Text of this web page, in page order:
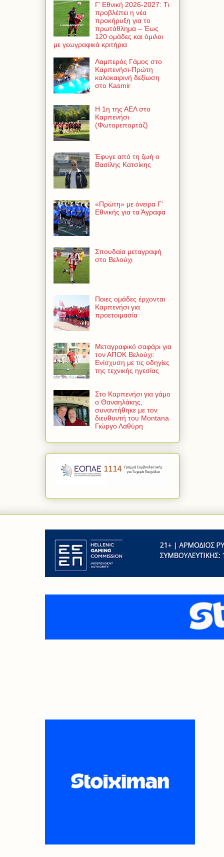
Γ’ Εθνική 2026-2027: Τι
προβλέπει η νέα
προκήρυξη για το
πρωτάθλημα – Έως
120 ομάδες και όμιλοι
με γεωγραφικά κριτήρια
Λαμπερός Γάμος στο
Καρπενήσι-Πρώτη
καλοκαιρινή δεξίωση
στο Kasmir
Η 1η της ΑΕΛ στο
Καρπενήσι
(Φωτορεπορτάζ)
Έφυγε από τη ζωή ο
Βασίλης Κατσίκης
«Πρώτη» με όνειρα Γ'
Εθνικής για τα Άγραφα
Σπουδαία μεταγραφή
στο Βελούχι
Ποιες ομάδες έρχονται
Καρπενήσι για
προετοιμασία
Μεταγραφικό σαφάρι για
τον ΑΠΟΚ Βελούχι:
Ενίσχυση με τις οδηγίες
της τεχνικής ηγεσίας
Στο Καρπενήσι για γάμο
ο Θαναηλάκης,
συναντήθηκε με τον
διευθυντή του Montana
Γιώργο Λαθύρη